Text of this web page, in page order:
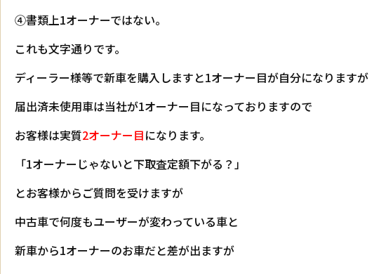
④書類上1オーナーではない。
これも文字通りです。
ディーラー様等で新車を購入しますと1オーナー目が自分になりますが
届出済未使用車は当社が1オーナー目になっておりますので
お客様は実質2オーナー目になります。
「1オーナーじゃないと下取査定額下がる？」
とお客様からご質問を受けますが
中古車で何度もユーザーが変わっている車と
新車から1オーナーのお車だと差が出ますが